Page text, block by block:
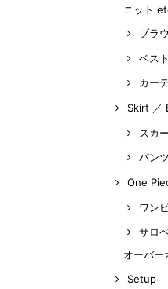
ニット
ブラ
ベス
カー
Skirt ／
スカ
パンツ
One
ワン
サロ
オーバー
Setup